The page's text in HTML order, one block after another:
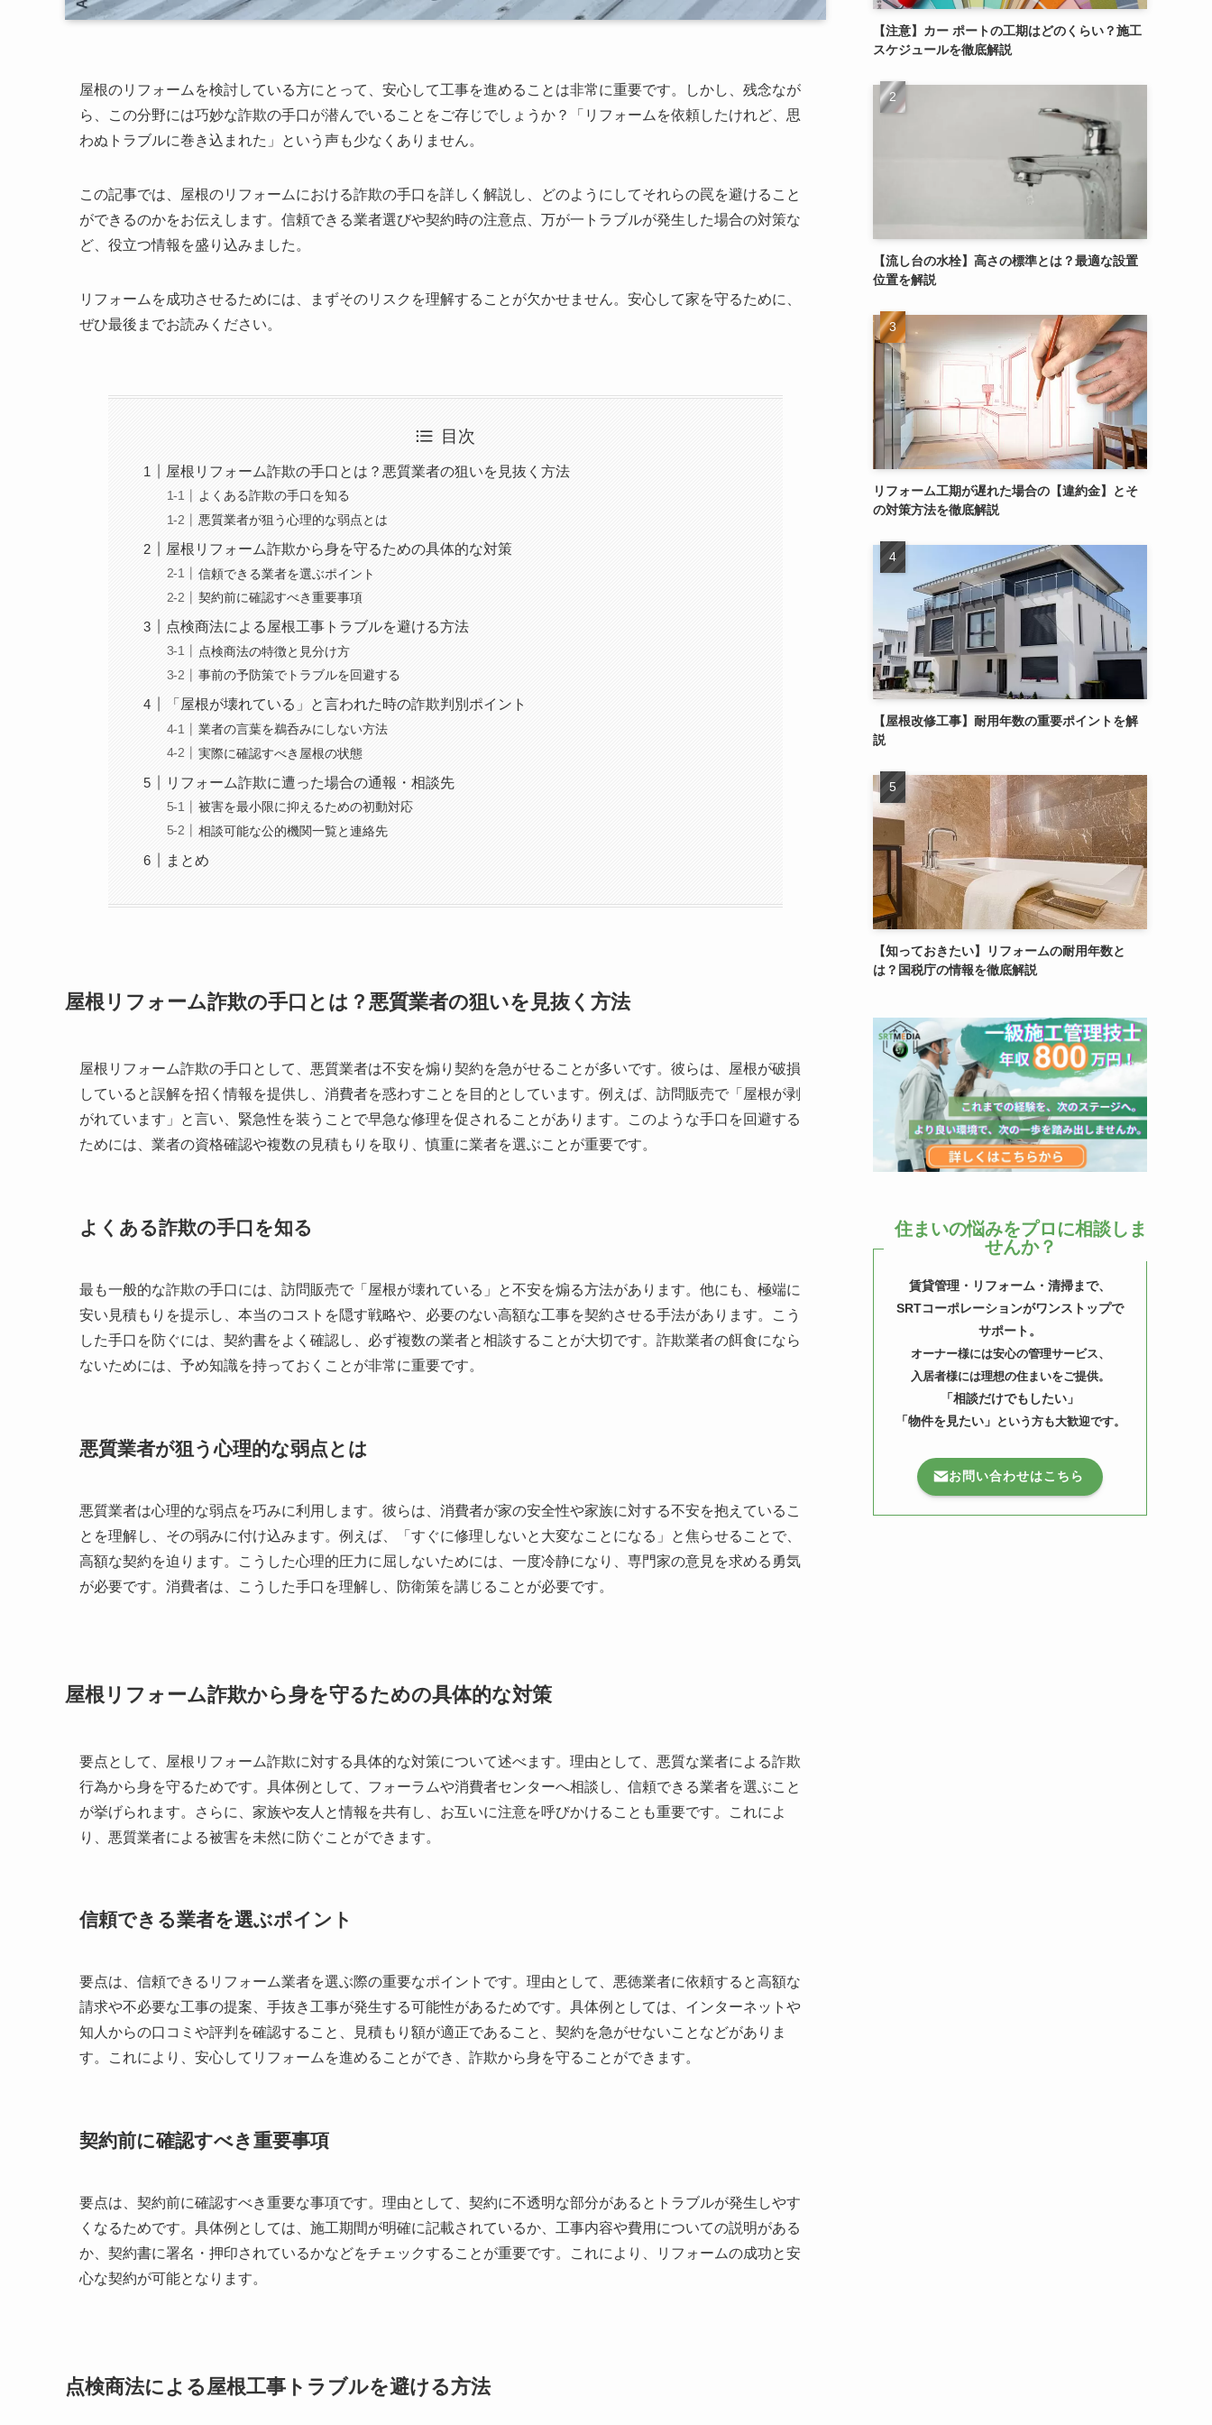
屋根のリフォームを検討している方にとって、安心して工事を進めることは非常に重要です。しかし、残念なが
ら、この分野には巧妙な詐欺の手口が潜んでいることをご存じでしょうか？「リフォームを依頼したけれど、思
わぬトラブルに巻き込まれた」という声も少なくありません。
この記事では、屋根のリフォームにおける詐欺の手口を詳しく解説し、どのようにしてそれらの罠を避けること
ができるのかをお伝えします。信頼できる業者選びや契約時の注意点、万が一トラブルが発生した場合の対策な
ど、役立つ情報を盛り込みました。
リフォームを成功させるためには、まずそのリスクを理解することが欠かせません。安心して家を守るために、
ぜひ最後までお読みください。
目次
屋根リフォーム詐欺の手口とは？悪質業者の狙いを見抜く方法
よくある詐欺の手口を知る
悪質業者が狙う心理的な弱点とは
屋根リフォーム詐欺から身を守るための具体的な対策
信頼できる業者を選ぶポイント
契約前に確認すべき重要事項
点検商法による屋根工事トラブルを避ける方法
点検商法の特徴と見分け方
事前の予防策でトラブルを回避する
「屋根が壊れている」と言われた時の詐欺判別ポイント
業者の言葉を鵜呑みにしない方法
実際に確認すべき屋根の状態
リフォーム詐欺に遭った場合の通報・相談先
被害を最小限に抑えるための初動対応
相談可能な公的機関一覧と連絡先
まとめ
屋根リフォーム詐欺の手口とは？悪質業者の狙いを見抜く方法
屋根リフォーム詐欺の手口として、悪質業者は不安を煽り契約を急がせることが多いです。彼らは、屋根が破損
していると誤解を招く情報を提供し、消費者を惑わすことを目的としています。例えば、訪問販売で「屋根が剥
がれています」と言い、緊急性を装うことで早急な修理を促されることがあります。このような手口を回避する
ためには、業者の資格確認や複数の見積もりを取り、慎重に業者を選ぶことが重要です。
よくある詐欺の手口を知る
最も一般的な詐欺の手口には、訪問販売で「屋根が壊れている」と不安を煽る方法があります。他にも、極端に
安い見積もりを提示し、本当のコストを隠す戦略や、必要のない高額な工事を契約させる手法があります。こう
した手口を防ぐには、契約書をよく確認し、必ず複数の業者と相談することが大切です。詐欺業者の餌食になら
ないためには、予め知識を持っておくことが非常に重要です。
悪質業者が狙う心理的な弱点とは
悪質業者は心理的な弱点を巧みに利用します。彼らは、消費者が家の安全性や家族に対する不安を抱えているこ
とを理解し、その弱みに付け込みます。例えば、「すぐに修理しないと大変なことになる」と焦らせることで、
高額な契約を迫ります。こうした心理的圧力に屈しないためには、一度冷静になり、専門家の意見を求める勇気
が必要です。消費者は、こうした手口を理解し、防衛策を講じることが必要です。
屋根リフォーム詐欺から身を守るための具体的な対策
要点として、屋根リフォーム詐欺に対する具体的な対策について述べます。理由として、悪質な業者による詐欺
行為から身を守るためです。具体例として、フォーラムや消費者センターへ相談し、信頼できる業者を選ぶこと
が挙げられます。さらに、家族や友人と情報を共有し、お互いに注意を呼びかけることも重要です。これによ
り、悪質業者による被害を未然に防ぐことができます。
信頼できる業者を選ぶポイント
要点は、信頼できるリフォーム業者を選ぶ際の重要なポイントです。理由として、悪徳業者に依頼すると高額な
請求や不必要な工事の提案、手抜き工事が発生する可能性があるためです。具体例としては、インターネットや
知人からの口コミや評判を確認すること、見積もり額が適正であること、契約を急がせないことなどがありま
す。これにより、安心してリフォームを進めることができ、詐欺から身を守ることができます。
契約前に確認すべき重要事項
要点は、契約前に確認すべき重要な事項です。理由として、契約に不透明な部分があるとトラブルが発生しやす
くなるためです。具体例としては、施工期間が明確に記載されているか、工事内容や費用についての説明がある
か、契約書に署名・押印されているかなどをチェックすることが重要です。これにより、リフォームの成功と安
心な契約が可能となります。
点検商法による屋根工事トラブルを避ける方法
【注意】カー ポートの工期はどのくらい？施工
スケジュールを徹底解説
【流し台の水栓】高さの標準とは？最適な設置
位置を解説
リフォーム工期が遅れた場合の【違約金】とそ
の対策方法を徹底解説
【屋根改修工事】耐用年数の重要ポイントを解
説
【知っておきたい】リフォームの耐用年数と
は？国税庁の情報を徹底解説
住まいの悩みをプロに相談しま
せんか？
賃貸管理・リフォーム・清掃まで、
SRTコーポレーションがワンストップで
サポート。
オーナー様には安心の管理サービス、
入居者様には理想の住まいをご提供。
「相談だけでもしたい」
「物件を見たい」 という方も大歓迎です。
お問い合わせはこちら